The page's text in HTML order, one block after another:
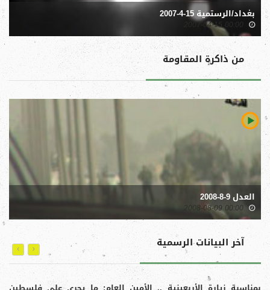
بغداد/الرستمية 15-4-2007
00:00 2007-04-15
من ذاكرة المقاومة
العدل 9-8-2008
00:00 2008-08-09
آخر البیانات الرسمية